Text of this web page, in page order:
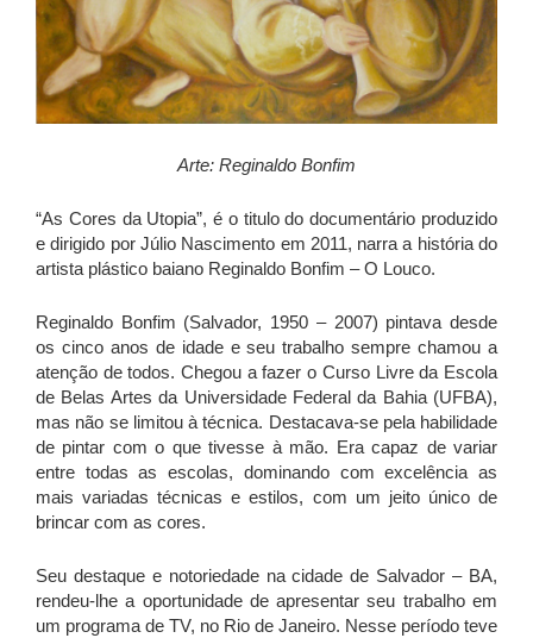
Arte: Reginaldo Bonfim
“As Cores da Utopia”, é o titulo do documentário produzido
e dirigido por Júlio Nascimento em 2011, narra a história do
artista plástico baiano Reginaldo Bonfim – O Louco.
Reginaldo Bonfim (Salvador, 1950 – 2007) pintava desde
os cinco anos de idade e seu trabalho sempre chamou a
atenção de todos. Chegou a fazer o Curso Livre da Escola
de Belas Artes da Universidade Federal da Bahia (UFBA),
mas não se limitou à técnica. Destacava-se pela habilidade
de pintar com o que tivesse à mão. Era capaz de variar
entre todas as escolas, dominando com excelência as
mais variadas técnicas e estilos, com um jeito único de
brincar com as cores.
Seu destaque e notoriedade na cidade de Salvador – BA,
rendeu-lhe a oportunidade de apresentar seu trabalho em
um programa de TV, no Rio de Janeiro. Nesse período teve